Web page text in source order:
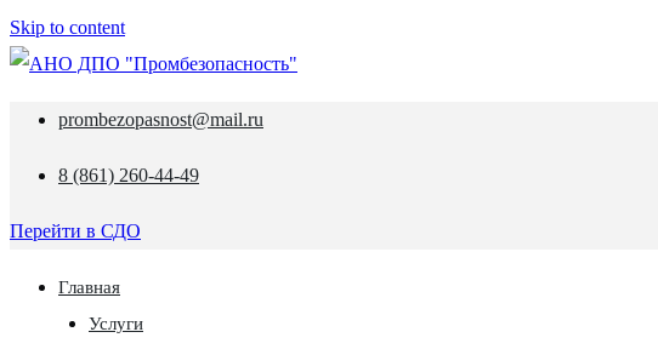
Skip to content
prombezopasnost@mail.ru
8 (861) 260-44-49
Перейти в СДО
Главная
Услуги